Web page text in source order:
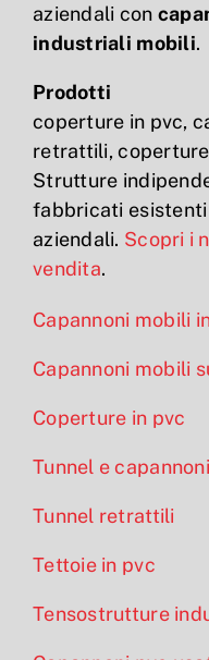
aziendali con
industriali mobili.
Prodotti
coperture in pvc,
retrattili,
Strutture
fabbricati
aziendali. Scopri i
vendita.
Capannoni mobili
Capannoni mobili
Coperture in pvc
Tunnel e
Tunnel retrattili
Tettoie in pvc
Tensostrutture